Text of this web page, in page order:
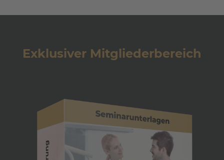
Exklusiver Mitgliederbereich